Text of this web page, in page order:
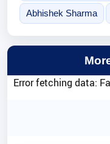
Abhishek Sharma
Error fetching data: